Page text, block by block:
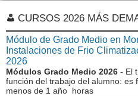
CURSOS 2026 MÁS
Módulo de Grado Medio en
Instalaciones de Frio
2026
Módulos Grado Medio 2026 - El
función del trabajo del alumno: es
menos de 1 año horas